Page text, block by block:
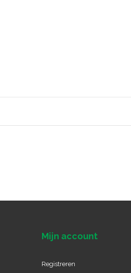
Mijn account
Registreren